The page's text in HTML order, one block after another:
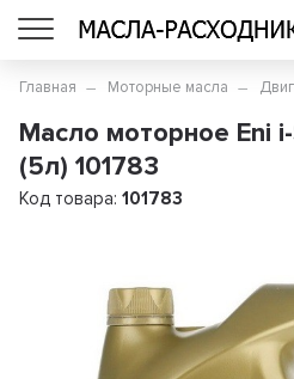
Главная Моторные масла
Масло моторное Eni
(5л) 101783
Код товара:101783